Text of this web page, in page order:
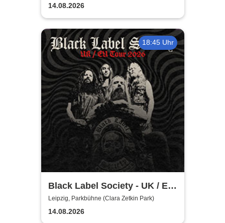
nur) Gundermann
14.08.2026
18:45 Uhr
Black Label Society - UK / EU
TOUR 2026
Leipzig, Parkbühne (Clara Zetkin Park)
14.08.2026